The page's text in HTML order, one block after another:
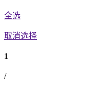
全选
取消选择
1
/